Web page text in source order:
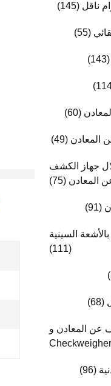
ناقل (145)
(55)
(143)
(60)
المعادن (49)
جهاز الكشف
المعادن (75)
(91)
السينية
(111)
(68)
عن المعادن و
Checkweigher
(96)